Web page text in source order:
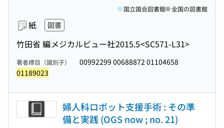
紙 図書
竹田省 編 メジカルビュー社2015.5<SC571-L31>
国立国会図書館 全国の図書館
著者標目（識別子）
00992299 00688872 01104658
01189023
婦人科ロボット支援手術 : その準
備と実践 (OGS now ; no. 21)